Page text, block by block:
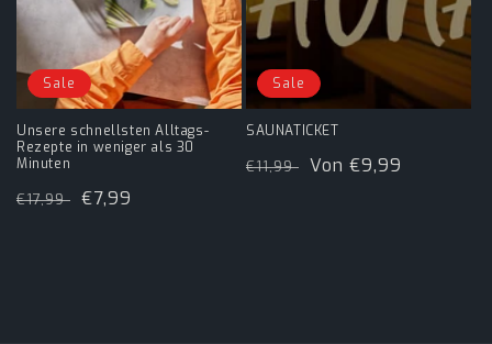
Sale
Unsere schnellsten Alltags-
Rezepte in weniger als 30
Minuten
Normaler
€17,99 Verkaufspreis
€7,99
Sale
SAUNATICKET
Normaler
€11,99 Verkaufspreis
Von €9,99